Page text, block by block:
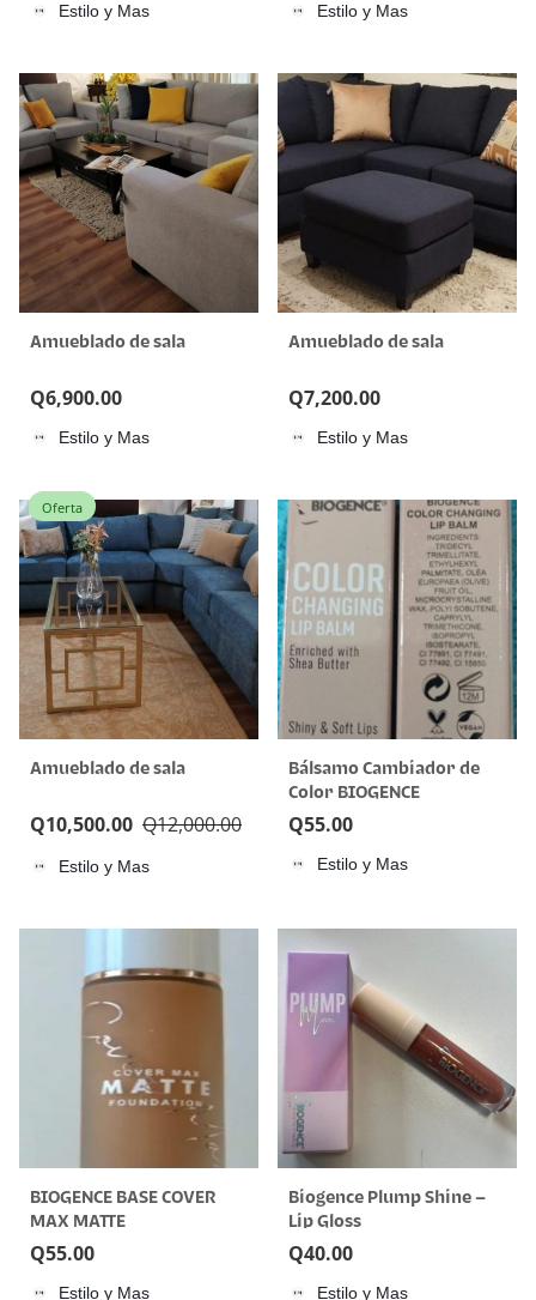
Estilo y Mas Estilo y Mas
Amueblado de sala
Q6,900.00
Estilo y Mas
Amueblado de sala
Q7,200.00
Estilo y Mas
Oferta
Amueblado de sala
Q12,000.00
Q10,500.00
Estilo y Mas
Bálsamo Cambiador de
Color BIOGENCE
Q55.00
Estilo y Mas
BIOGENCE BASE COVER
MAX MATTE
Q55.00
Estilo y Mas
Biogence Plump Shine –
Lip Gloss
Q40.00
Estilo y Mas